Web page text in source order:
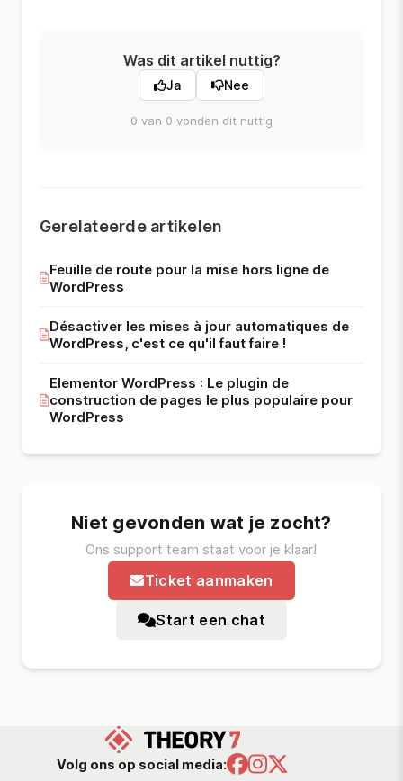
Was dit artikel nuttig?
Ja Nee
0 van 0 vonden dit nuttig
Gerelateerde artikelen
Feuille de route pour la mise hors ligne de
WordPress
Désactiver les mises à jour automatiques de
WordPress, c'est ce qu'il faut faire !
Elementor WordPress : Le plugin de
construction de pages le plus populaire pour
WordPress
Niet gevonden wat je zocht?
Ons support team staat voor je klaar!
Ticket aanmaken
Start een chat
Volg ons op social media: